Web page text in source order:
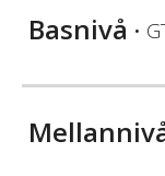
Basnivå •